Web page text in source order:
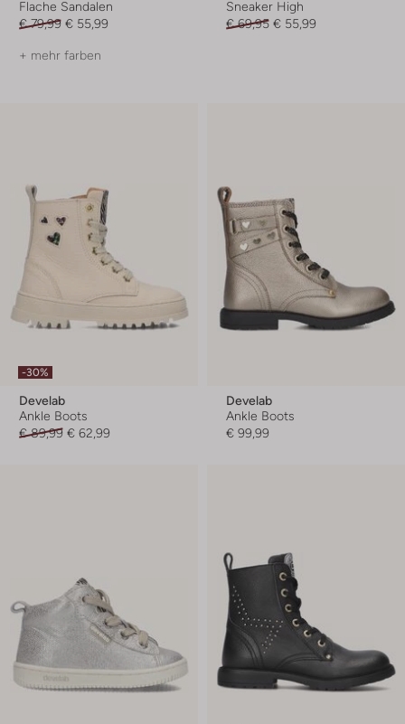
Flache Sandalen
€ 79,99 € 55,99
+ mehr farben
Sneaker High
€ 69,95 € 55,99
-30%
Develab
Ankle Boots
€ 89,99 € 62,99
Develab
Ankle Boots
€ 99,99